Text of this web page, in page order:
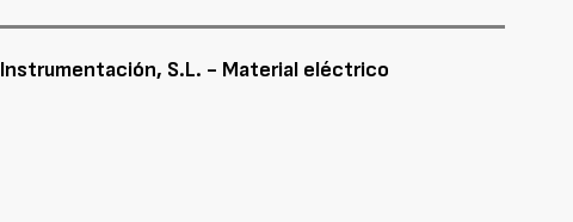
S.L. - Material eléctrico